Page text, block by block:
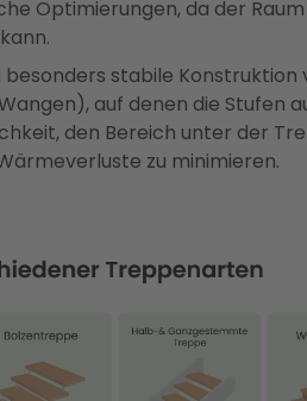
Optimierungen, da der
besonders stabile Konstruktion
auf denen die Stufen
den Bereich unter der
zu minimieren.